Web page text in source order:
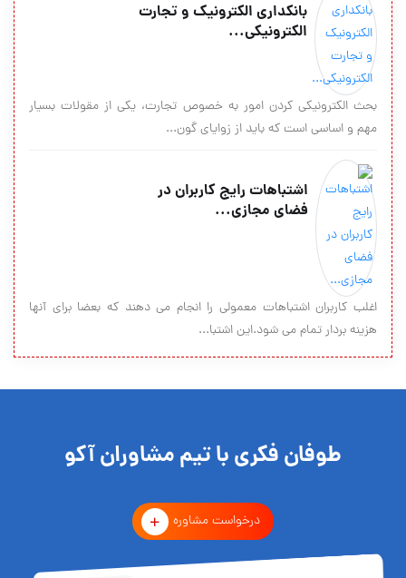
بانکدارى الکترونیک و تجارت
الکترونیکى...
بحث الکترونیکى کردن امور به خصوص تجارت، یکى از مقولات بسیار
مهم و اساسى است که باید از زوایاى گون...
اشتباهات رایج کاربران در
فضای مجازی...
اغلب کاربران اشتباهات معمولی را انجام می دهند که بعضا برای آنها
هزینه بردار تمام می شود.این اشتبا...
طوفان فکری با تیم مشاوران آکو
درخواست مشاوره